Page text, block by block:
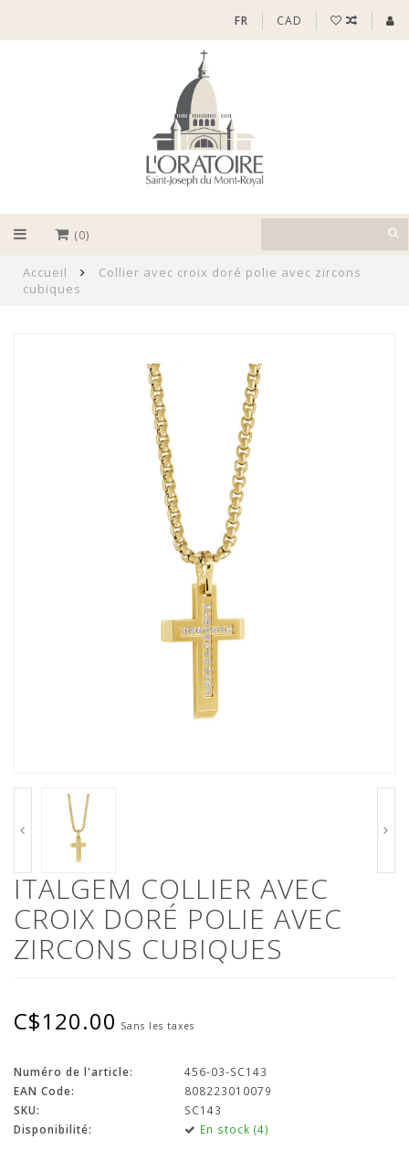
FR CAD
(0)
Accueil
Collier avec croix doré polie avec zircons
cubiques
ITALGEM COLLIER AVEC
CROIX DORÉ POLIE AVEC
ZIRCONS CUBIQUES
C$120.00 Sans les taxes
Numéro de l'article:
456-03-SC143
EAN Code:
808223010079
SKU:
SC143
Disponibilité:
En stock (4)